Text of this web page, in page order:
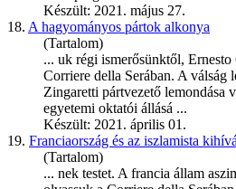
Készült: 2021. május 27.
18. A hagyományos pártok alkonya
(Tartalom)
... uk régi ismerősünktől, Ernesto
Corriere della Serában. A válság
Zingaretti pártvezető lemondása
egyetemi oktatói állásá ...
Készült: 2021. április 01.
19. Franciaország és az iszlamista
(Tartalom)
... nek testet. A francia állam